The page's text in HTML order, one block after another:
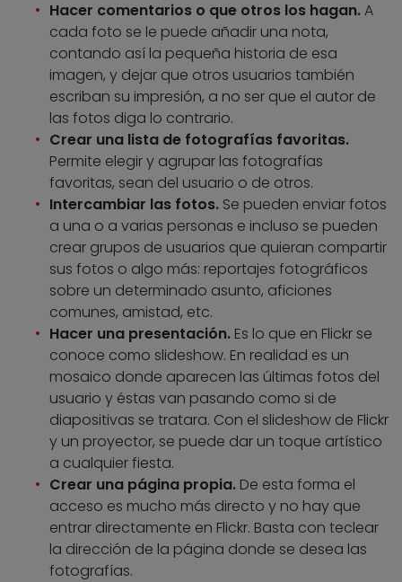
Hacer comentarios o que otros los hagan.A
cada foto se le puede añadir una nota,
contando así la pequeña historia de esa
imagen, y dejar que otros usuarios también
escriban su impresión, a no ser que el autor de
las fotos diga lo contrario.
Crear una lista de fotografías favoritas.
Permite elegir y agrupar las fotografías
favoritas, sean del usuario o de otros.
Intercambiar las fotos. Se pueden enviar fotos
a una o a varias personas e incluso se pueden
crear grupos de usuarios que quieran compartir
sus fotos o algo más: reportajes fotográficos
sobre un determinado asunto, aficiones
comunes, amistad, etc.
Hacer una presentación. Es lo que en Flickr se
conoce como slideshow. En realidad es un
mosaico donde aparecen las últimas fotos del
usuario y éstas van pasando como si de
diapositivas se tratara. Con el slideshow de Flickr
y un proyector, se puede dar un toque artístico
a cualquier fiesta.
Crear una página propia. De esta forma el
acceso es mucho más directo y no hay que
entrar directamente en Flickr. Basta con teclear
la dirección de la página donde se desea las
fotografías.